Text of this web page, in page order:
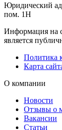
Юридический
пом. 1Н
Информация на
является
Политика
Карта
О компании
Новости
Отзывы о
Вакансии
Статьи